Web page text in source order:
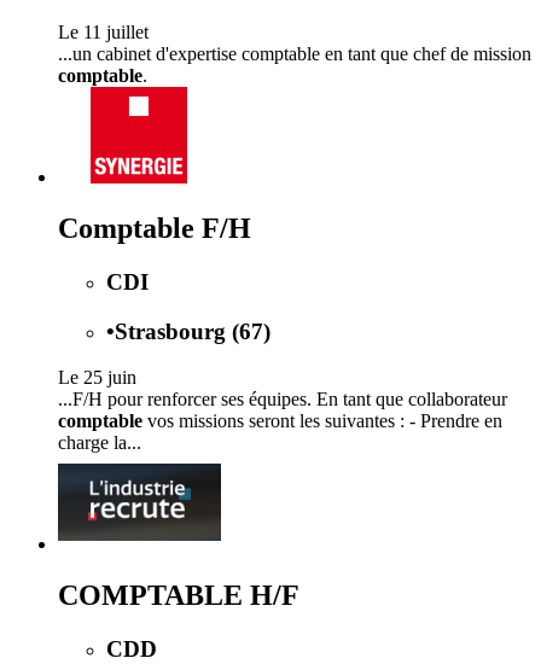
Le 11 juillet
...un cabinet d'expertise comptable en tant que chef de mission
comptable.
Comptable F/H
CDI
•Strasbourg (67)
Le 25 juin
...F/H pour renforcer ses équipes. En tant que collaborateur
comptable vos missions seront les suivantes : - Prendre en
charge la...
COMPTABLE H/F
CDD